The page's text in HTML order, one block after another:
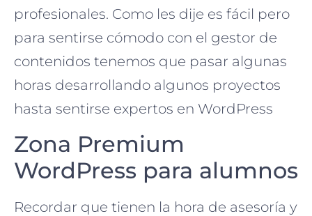
profesionales. Como les dije es fácil pero
para sentirse cómodo con el gestor de
contenidos tenemos que pasar algunas
horas desarrollando algunos proyectos
hasta sentirse expertos en WordPress
Zona Premium
WordPress para alumnos
Recordar que tienen la hora de asesoría y